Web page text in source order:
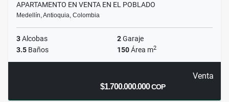
APARTAMENTO EN VENTA EN EL POBLADO
Medellín, Antioquia, Colombia
3Alcobas 2Garaje
3.5 Baños 150Área m2
Venta
$1.700.000.000COP